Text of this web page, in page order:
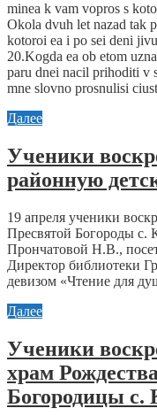
minea k vam vopros s
Okola dvuh let nazad tak
kotoroi ea i po sei deni
20.Kogda ea ob etom
paru dnei nacil prihoditi v
mne slovno prosnulisi
Далее
Ученики
районную
19 апреля ученики
Пресвятой Богороды с.
Прончатовой Н.В.,
Директор библиотеки
девизом «Чтение для
Далее
Ученики
храм
Богородицы с.